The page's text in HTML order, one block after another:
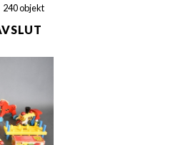
240 objekt